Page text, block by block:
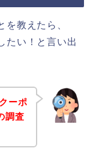
教えたら、
たい！と言い出
ーポ
調査